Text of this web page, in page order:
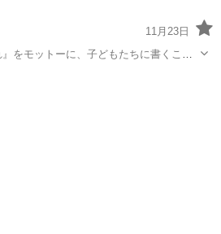
11月23日
をモットーに、子どもたちに書くこと